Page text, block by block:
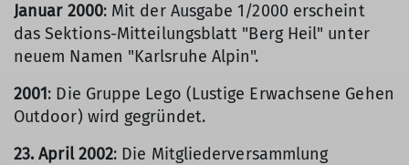
Januar 2000: Mit der Ausgabe 1/2000 erscheint
das Sektions-Mitteilungsblatt "Berg Heil" unter
neuem Namen "Karlsruhe Alpin".
2001: Die Gruppe Lego (Lustige Erwachsene Gehen
Outdoor) wird gegründet.
23. April 2002: Die Mitgliederversammlung